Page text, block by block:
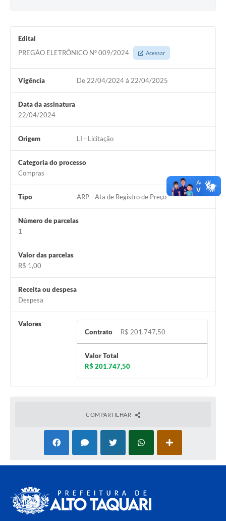
Edital
PREGÃO ELETRÔNICO Nº 009/2024
Acessar
Vigência De 22/04/2024 à 22/04/2025
Data da assinatura
22/04/2024
Origem LI - Licitação
Categoria do processo
Compras
Tipo ARP - Ata de Registro de Preço
Número de parcelas
1
Valor das parcelas
R$ 1,00
Receita ou despesa
Despesa
Valores
Contrato
R$ 201.747,50
Valor Total
R$ 201.747,50
COMPARTILHAR